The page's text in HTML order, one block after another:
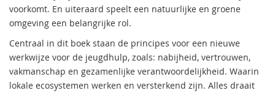
voorkomt. En uiteraard speelt een natuurlijke en groene
omgeving een belangrijke rol.
Centraal in dit boek staan de principes voor een nieuwe
werkwijze voor de jeugdhulp, zoals: nabijheid, vertrouwen,
vakmanschap en gezamenlijke verantwoordelijkheid. Waarin
lokale ecosystemen werken en versterkend zijn. Alles draait